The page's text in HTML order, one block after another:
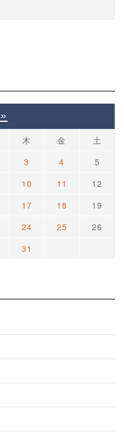
»
木 金
土
3 4
5
10 11
12
17 18
19
24 25
26
31